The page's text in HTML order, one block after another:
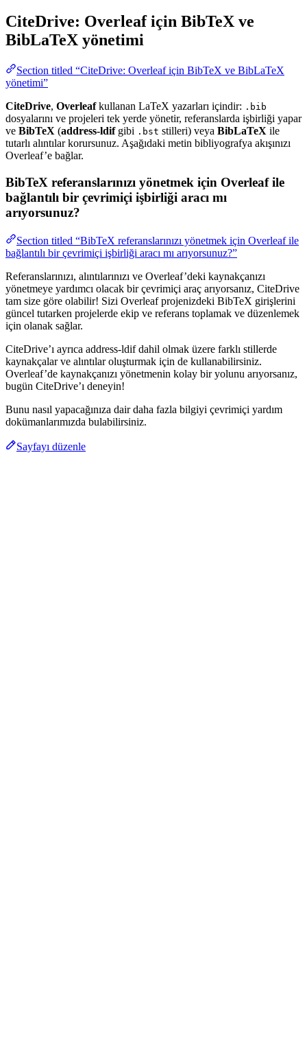
CiteDrive: Overleaf için BibTeX ve
BibLaTeX yönetimi
Section titled “CiteDrive: Overleaf için BibTeX ve BibLaTeX
yönetimi”
CiteDrive, Overleafkullanan LaTeX yazarları içindir: .bib
dosyalarını ve projeleri tek yerde yönetir, referanslarda işbirliği yapar
ve BibTeX (address-ldifgibi .bst stilleri) veya BibLaTeX ile
tutarlı alıntılar korursunuz. Aşağıdaki metin bibliyografya akışınızı
Overleaf’e bağlar.
BibTeX referanslarınızı yönetmek için Overleaf ile
bağlantılı bir çevrimiçi işbirliği aracı mı
arıyorsunuz?
Section titled “BibTeX referanslarınızı yönetmek için Overleaf ile
bağlantılı bir çevrimiçi işbirliği aracı mı arıyorsunuz?”
Referanslarınızı, alıntılarınızı ve Overleaf’deki kaynakçanızı
yönetmeye yardımcı olacak bir çevrimiçi araç arıyorsanız, CiteDrive
tam size göre olabilir! Sizi Overleaf projenizdeki BibTeX girişlerini
güncel tutarken projelerde ekip ve referans toplamak ve düzenlemek
için olanak sağlar.
CiteDrive’ı ayrıca address-ldif dahil olmak üzere farklı stillerde
kaynakçalar ve alıntılar oluşturmak için de kullanabilirsiniz.
Overleaf’de kaynakçanızı yönetmenin kolay bir yolunu arıyorsanız,
bugün CiteDrive’ı deneyin!
Bunu nasıl yapacağınıza dair daha fazla bilgiyi çevrimiçi yardım
dokümanlarımızda bulabilirsiniz.
Sayfayı düzenle